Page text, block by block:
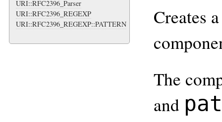
URI::RFC2396_Parser
URI::RFC2396_REGEXP
URI::RFC2396_REGEXP::PATTERN
Creates
The
and